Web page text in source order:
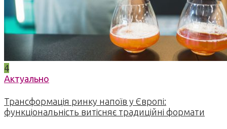
4
Актуально
Трансформація ринку напоїв у Європі:
функціональність витісняє традиційні формати